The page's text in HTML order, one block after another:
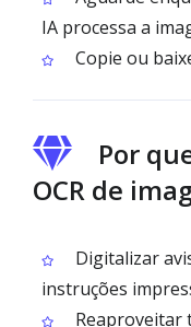
IA processa a
Copie ou
Por
OCR de
Digitalizar
instruções
Reaproveitar